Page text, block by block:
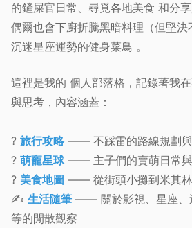
的鏟屎官日常 、 尋覓各地美食 和分
偶爾也會下廚折騰黑暗料理（但堅
沉迷星座運勢的健身菜鳥 。
這裡是我的 個人部落格 ，記錄著我
與思考，內容涵蓋：
? 旅行攻略 —— 不踩雷的路線規劃
? 萌寵星球—— 主子們的賣萌日常
? 美食地圖 —— 從街頭小攤到米其
✍️ 生活隨筆 —— 關於影視、星座、
等的閒散觀察